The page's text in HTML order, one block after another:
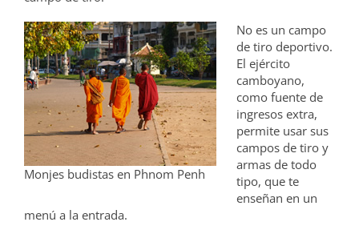
Monjes budistas en Phnom Penh
No es un campo
de tiro deportivo.
El ejército
camboyano,
como fuente de
ingresos extra,
permite usar sus
campos de tiro y
armas de todo
tipo, que te
enseñan en un
menú a la entrada.